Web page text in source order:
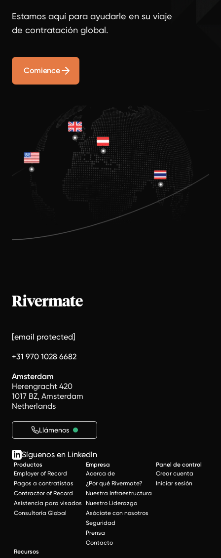
Estamos aquí para ayudarle en su viaje
de contratación global.
Comience
[email protected]
+31 970 1028 6682
Amsterdam
Herengracht 420
1017 BZ, Amsterdam
Netherlands
Llámenos
Síguenos en LinkedIn
Productos
Employer of Record
Pagos a contratistas
Contractor of Record
Asistencia para visados
Consultoría Global
Empresa
Acerca de
¿Por qué Rivermate?
Nuestra Infraestructura
Nuestro Liderazgo
Asóciate con nosotros
Seguridad
Prensa
Contacto
Panel de control
Crear cuenta
Iniciar sesión
Recursos